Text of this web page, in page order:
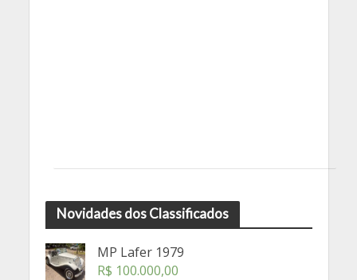
Novidades dos Classificados
MP Lafer 1979
R$ 100.000,00